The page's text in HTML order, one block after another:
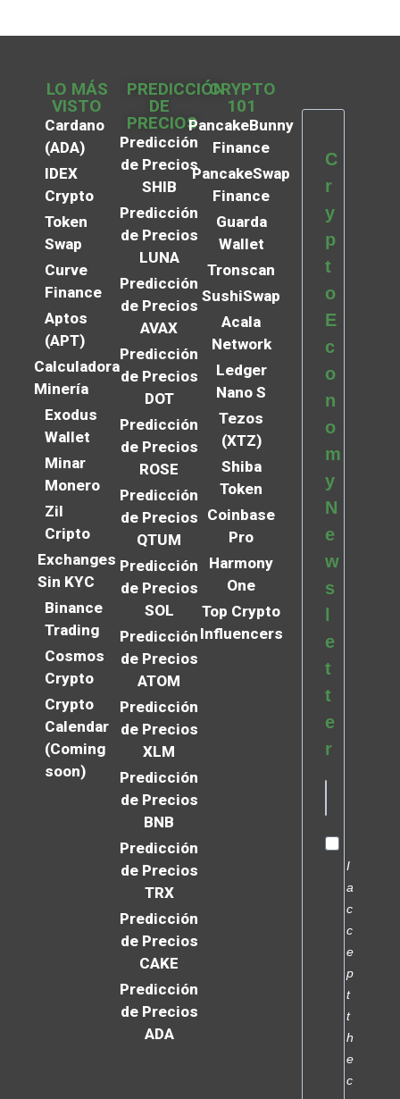
LO MÁS
VISTO
Cardano
(ADA)
IDEX
Crypto
Token
Swap
Curve
Finance
Aptos
(APT)
Calculadora
Minería
Exodus
Wallet
Minar
Monero
Zil
Cripto
Exchanges
Sin KYC
Binance
Trading
Cosmos
Crypto
Crypto
Calendar
(Coming
soon)
PREDICCIÓN
DE
PRECIOS
Predicción
de Precios
SHIB
Predicción
de Precios
LUNA
Predicción
de Precios
AVAX
Predicción
de Precios
DOT
Predicción
de Precios
ROSE
Predicción
de Precios
QTUM
Predicción
de Precios
SOL
Predicción
de Precios
ATOM
Predicción
de Precios
XLM
Predicción
de Precios
BNB
Predicción
de Precios
TRX
Predicción
de Precios
CAKE
Predicción
de Precios
ADA
CRYPTO
101
PancakeBunny
Finance
PancakeSwap
Finance
Guarda
Wallet
Tronscan
SushiSwap
Acala
Network
Ledger
Nano S
Tezos
(XTZ)
Shiba
Token
Coinbase
Pro
Harmony
One
Top Crypto
Influencers
C
r
y
p
t
o
E
c
o
n
o
m
y
N
e
w
s
e
t
t
e
r
I
a
c
c
e
p
t
t
h
e
c